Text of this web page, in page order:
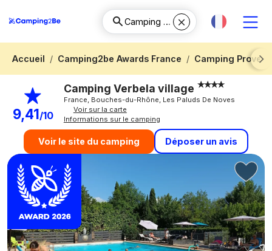
Accueil Camping2be Awards France
Camping
Next
9,41/10
Camping Verbela village
France, Bouches-du-Rhône, Les Paluds De Noves
Voir sur la carte
Informations sur le camping
Voir le site du camping Déposer un avis